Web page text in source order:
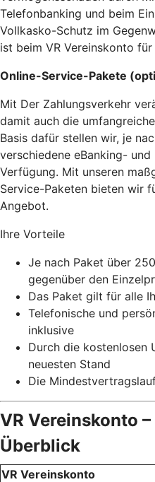
Telefonbanking und beim
Vollkasko-Schutz im
ist beim VR Vereinskonto
Online-Service-Pakete
Mit Der Zahlungsverkehr
damit auch die
Basis dafür stellen wir, je
verschiedene eBanking-
Verfügung. Mit unseren
Service-Paketen bieten wir
Angebot.
Ihre Vorteile
Je nach Paket über
gegenüber den
Das Paket gilt für alle
Telefonische und
inklusive
Durch die kostenlosen
neuesten Stand
Die
VR Vereinskonto
Überblick
VR Vereinskonto